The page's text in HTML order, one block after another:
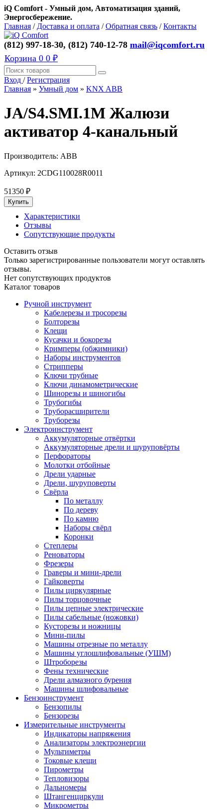
iQ Comfort - Умный дом, Автоматизация зданий,
Энергосбережение.
Главная / Доставка и оплата /Обратная связь /Контакты
(812) 997-18-30, (812) 740-12-78 mail@iqcomfort.ru
Корзина 0 0 ₽
Вход /Регистрация
Главная » Умный дом » KNX ABB
JA/S4.SMI.1M Жалюзи
активатор 4-канальный
Производитель: ABB
Артикул: 2CDG110028R0011
51350 ₽
Характеристики
Отзывы
Сопутствующие продукты
Оставить отзыв
Только зарегистрированные пользователи могут оставлять
отзывы.
Нет сопутствующих продуктов
Каталог товаров
Ручной инструмент
Кабелерезы и тросорезы
Болторезы
Клещи
Кусачки и бокорезы
Кримперы (обжимники)
Наборы инструментов
Стрипперы
Ключи трубные
Ключи динамометрические
Шинорезы и шиногибы
Трубогибы
Труборасширители
Труборезы
Электроинструмент
Аккумуляторные отвёртки
Аккумуляторные дрели и шуруповёрты
Перфораторы
Молотки отбойные
Дрели ударные
Дрели, шуруповерты
Свёрла
По металлу
По дереву
По камню
Наборы свёрл
Коронки
Степлеры
Реноваторы
Фрезеры
Граверы и мини-дрели
Гайковерты
Пилы циркулярные
Пилы торцовочные
Пилы цепные электрические
Пилы сабельные (ножовки)
Кусторезы и ножницы
Мини-пилы
Машины отрезные по металлу
Машины углошлифовальные (УШМ)
Штроборезы
Фены технические
Дрели алмазного бурения
Машины шлифовальные
Бензоинструмент
Бензопилы
Бензорезы
Измерительные инструменты
Индикаторы напряжения
Анализаторы электроэнергии
Мультиметры
Токовые клещи
Пирометры
Тепловизоры
Дальномеры
Штангенциркули
Микрометры